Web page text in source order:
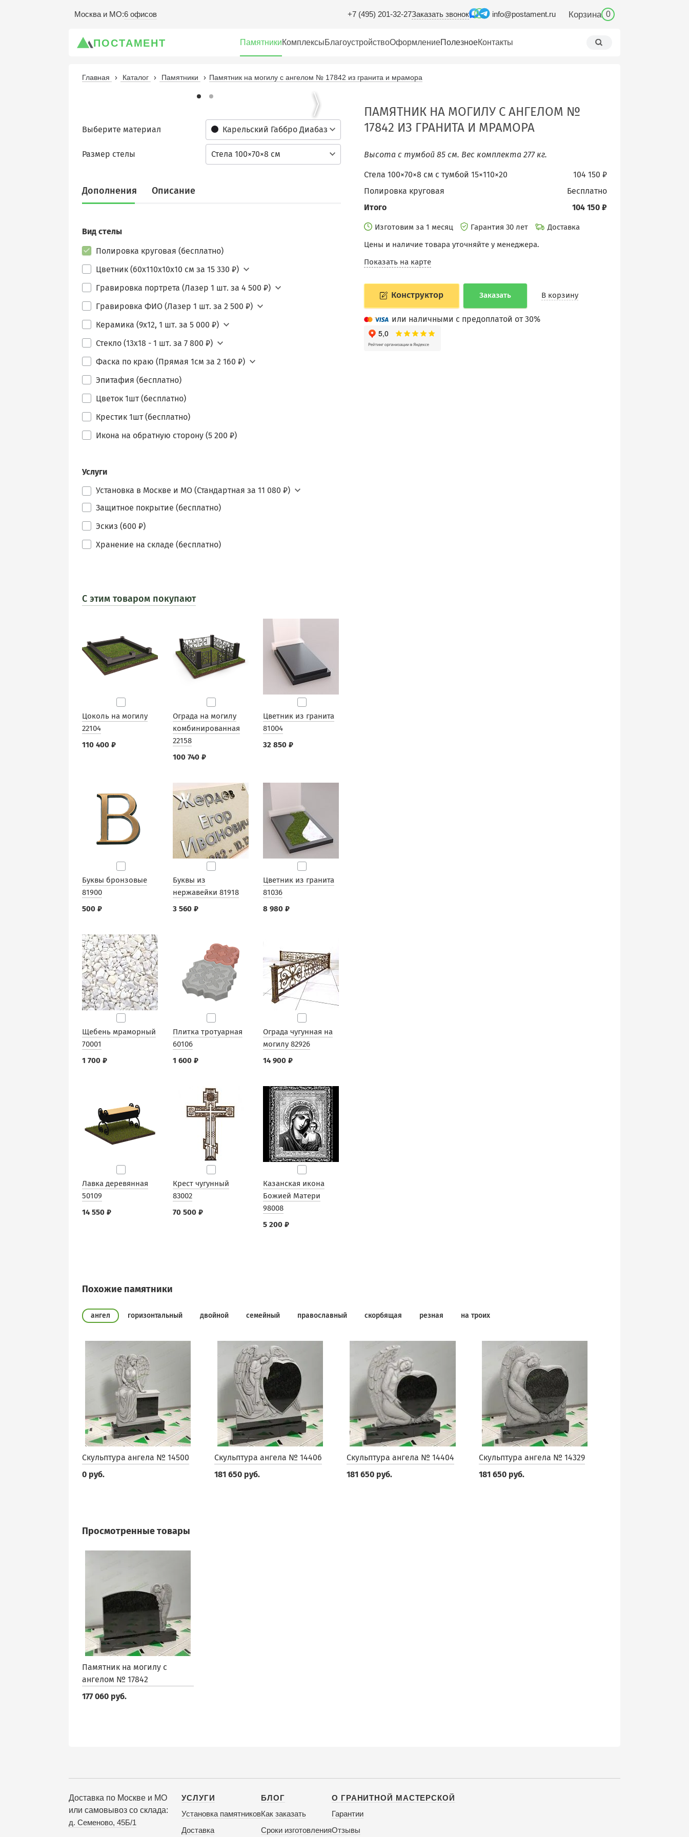
Москва и МО:6 офисов +7 (495) 201-32-27Заказать звонок info@postament.ru Корзина 0
ПОСТАМЕНТ ПамятникиКомплексыБлагоустройствоОформлениеПолезноеКонтакты
Главная Каталог Памятники Памятник на могилу с ангелом № 17842 из гранита и мрамора
Карельский Габбро Диабаз
Выберите материал
Стела 100×70×8 см
Размер стелы
Дополнения Описание
Вид стелы
Полировка круговая (бесплатно)
Цветник (60х110х10х10 см за 15 330 ₽)
Гравировка портрета (Лазер 1 шт. за 4 500 ₽)
Гравировка ФИО (Лазер 1 шт. за 2 500 ₽)
Керамика (9х12, 1 шт. за 5 000 ₽)
Стекло (13х18 - 1 шт. за 7 800 ₽)
Фаска по краю (Прямая 1см за 2 160 ₽)
Эпитафия (бесплатно)
Цветок 1шт (бесплатно)
Крестик 1шт (бесплатно)
Икона на обратную сторону (5 200 ₽)
Услуги
Установка в Москве и МО (Стандартная за 11 080 ₽)
Защитное покрытие (бесплатно)
Эскиз (600 ₽)
Хранение на складе (бесплатно)
С этим товаром покупают
Цоколь на могилу
22104
110 400 ₽
Ограда на могилу
комбинированная
22158
100 740 ₽
Цветник из гранита
81004
32 850 ₽
Буквы бронзовые
81900
500 ₽
Буквы из
нержавейки 81918
3 560 ₽
Цветник из гранита
81036
8 980 ₽
Щебень мраморный
70001
1 700 ₽
Плитка тротуарная
60106
1 600 ₽
Ограда чугунная на
могилу 82926
14 900 ₽
Лавка деревянная
50109
14 550 ₽
Крест чугунный
83002
70 500 ₽
Казанская икона
Божией Матери
98008
5 200 ₽
ПАМЯТНИК НА МОГИЛУ С АНГЕЛОМ №
17842 ИЗ ГРАНИТА И МРАМОРА
Высота с тумбой 85 см. Вес комплекта 277 кг.
104 150 ₽
Стела 100×70×8 см с тумбой 15×110×20
бесплатно
Полировка круговая
104 150 ₽
Итого
Изготовим за 1 месяц Гарантия 30 лет
Доставка
Цены и наличие товара уточняйте у менеджера.
Показать на карте
Конструктор Заказать В корзину
или наличными с предоплатой от 30%
Похожие памятники
ангел горизонтальный двойной семейный православный скорбящая резная на троих
Скульптура ангела № 14500
0 руб.
Скульптура ангела № 14406
181 650 руб.
Скульптура ангела № 14404
181 650 руб.
Скульптура ангела № 14329
181 650 руб.
Просмотренные товары
Памятник на могилу с
ангелом № 17842
177 060 руб.
Доставка по Москве и МО
или самовывоз со склада:
д. Семеново, 45Б/1
УСЛУГИ
Установка памятников
Доставка
БЛОГ
Как заказать
Сроки изготовления
О ГРАНИТНОЙ МАСТЕРСКОЙ
Гарантии
Отзывы